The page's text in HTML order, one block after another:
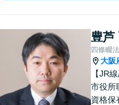
豊芦
四條畷
大阪
【JR
市役所
資格保